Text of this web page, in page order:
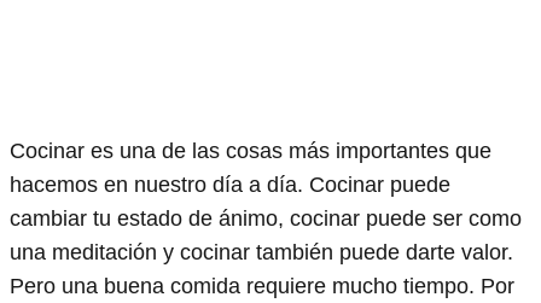
Cocinar es una de las cosas más importantes que
hacemos en nuestro día a día. Cocinar puede
cambiar tu estado de ánimo, cocinar puede ser como
una meditación y cocinar también puede darte valor.
Pero una buena comida requiere mucho tiempo. Por